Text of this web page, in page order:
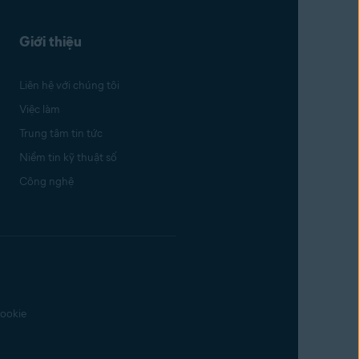
Giới thiệu
Liên hệ với chúng tôi
Việc làm
Trung tâm tin tức
Niềm tin kỹ thuật số
Công nghệ